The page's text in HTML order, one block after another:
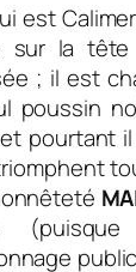
est
sur la tête
; il est
poussin
pourtant